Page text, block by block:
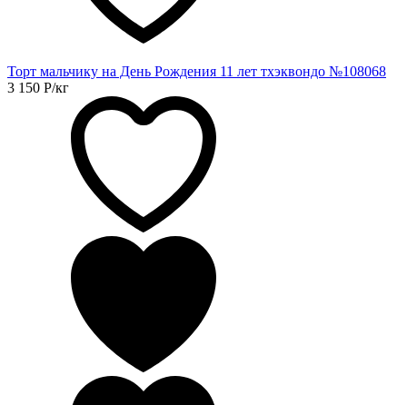
Торт мальчику на День Рождения 11 лет тхэквондо №108068
3 150 Р/кг